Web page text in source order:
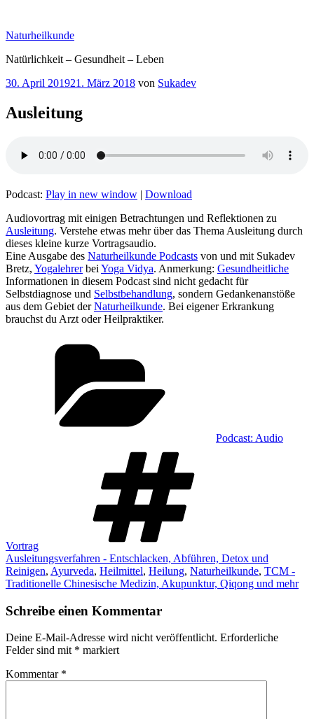
springen
Naturheilkunde
Natürlichkeit – Gesundheit – Leben
Veröffentlicht
30. April 201921. März 2018 von Sukadev
Ausleitung
Podcast: Play in new window | Download
Audiovortrag mit einigen Betrachtungen und Reflektionen zu
Ausleitung. Verstehe etwas mehr über das Thema Ausleitung durch
dieses kleine kurze Vortragsaudio.
Eine Ausgabe des Naturheilkunde Podcasts von und mit Sukadev
Bretz, Yogalehrerbei Yoga Vidya. Anmerkung: Gesundheitliche
Informationen in diesem Podcast sind nicht gedacht für
Selbstdiagnose und Selbstbehandlung, sondern Gedankenanstöße
aus dem Gebiet derNaturheilkunde. Bei eigener Erkrankung
brauchst du Arzt oder Heilpraktiker.
Podcast: Audio
Vortrag
Ausleitungsverfahren - Entschlacken, Abführen, Detox und
Reinigen, Ayurveda, Heilmittel, Heilung, Naturheilkunde, TCM -
Traditionelle Chinesische Medizin, Akupunktur, Qiqong und mehr
Schreibe einen Kommentar
Deine E-Mail-Adresse wird nicht veröffentlicht. Erforderliche
Felder sind mit * markiert
Kommentar *